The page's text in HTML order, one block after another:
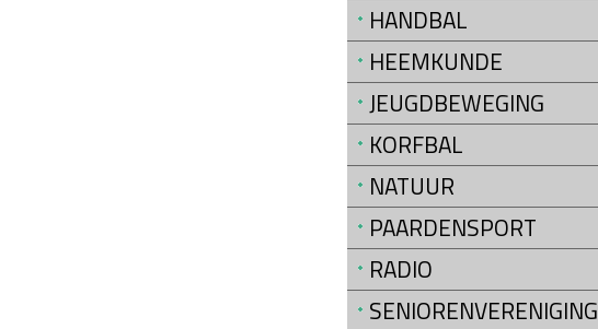
HANDBAL
HEEMKUNDE
JEUGDBEWEGING
KORFBAL
NATUUR
PAARDENSPORT
RADIO
SENIORENVERENIGING